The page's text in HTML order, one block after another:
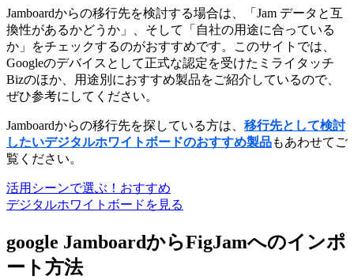
Jamboardからの移行先を検討する場合は、「Jam データと互
換性があるかどうか」、そして「自社の用途に合っている
か」をチェックするのがおすすめです。このサイトでは、
Googleのデバイスとして正式な認定を受けたミライタッチ
Bizのほか、用途別におすすめ製品をご紹介しているので、
ぜひ参考にしてください。
Jamboardからの移行先を探している方は、 移行先として検討
したいデジタルホワイトボードのおすすめ製品もあわせてご
覧ください。
活用シーンで選ぶ！おすすめ
デジタルホワイトボードを見る
google JamboardからFigJamへのインポ
ート方法